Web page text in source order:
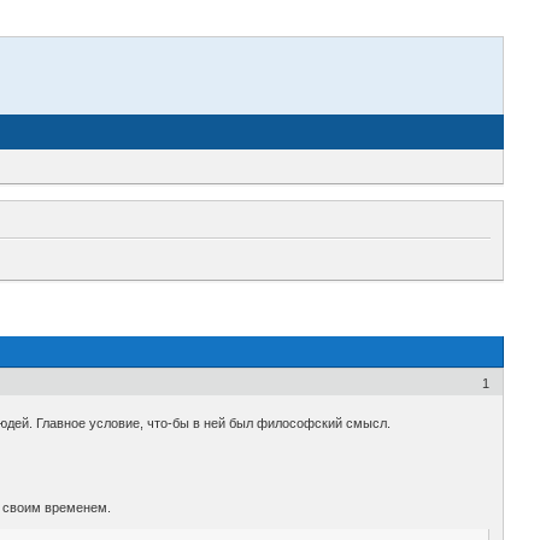
1
Главное условие, что-бы в ней был философский смысл.
временем.